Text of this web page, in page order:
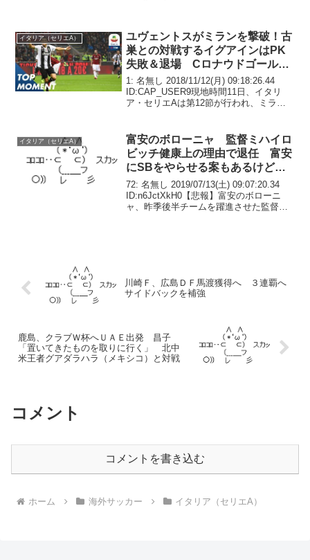
イタリア（セリエA）
ユヴェントスがミランを撃破！古
巣との対戦するイグアインはPK
失敗＆退場 Cロナウドゴール
12試合8ゴール
1: 名無し 2018/11/12(月) 09:18:26.44
ID:CAP_USER9現地時間11日、イタリ
ア・セリエAは第12節が行われ、ミラン
ところだったが...
イタリア（セリエA）
富安のボローニャ 監督ミハイロ
ビッチ健康上の理由で退任 富安
にSBをやらせる案もあるけど監
督いなくなるから不明な状態に
72: 名無し 2019/07/13(土) 09:07:20.34
ID:n6JctXkH0【悲報】富安のボローニ
ャ、昨季後半チームを躍進させた監督が
川崎Ｆ、広島ＤＦ馬渡獲得へ ３連覇へ
サイドバックを補強
鹿島、クラブＷ杯へＵＡＥ出発 昌子
「置いてきたものを取りに行く」 北中
米王者グアダラハラ（メキシコ）と対戦
コメント
コメントを書き込む
ホーム 海外サッカー イタリア（セリエA）